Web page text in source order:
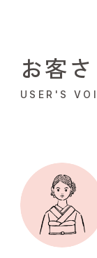
お客
USER'S